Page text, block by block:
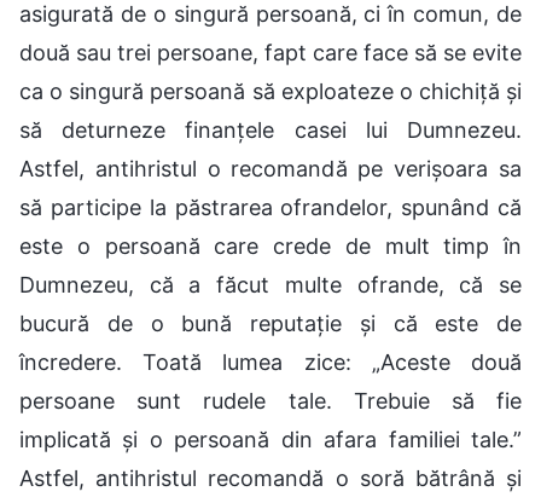
asigurată de o singură persoană, ci în comun, de
două sau trei persoane, fapt care face să se evite
ca o singură persoană să exploateze o chichiță și
să deturneze finanțele casei lui Dumnezeu.
Astfel, antihristul o recomandă pe verișoara sa
să participe la păstrarea ofrandelor, spunând că
este o persoană care crede de mult timp în
Dumnezeu, că a făcut multe ofrande, că se
bucură de o bună reputație și că este de
încredere. Toată lumea zice: „Aceste două
persoane sunt rudele tale. Trebuie să fie
implicată și o persoană din afara familiei tale.”
Astfel, antihristul recomandă o soră bătrână și